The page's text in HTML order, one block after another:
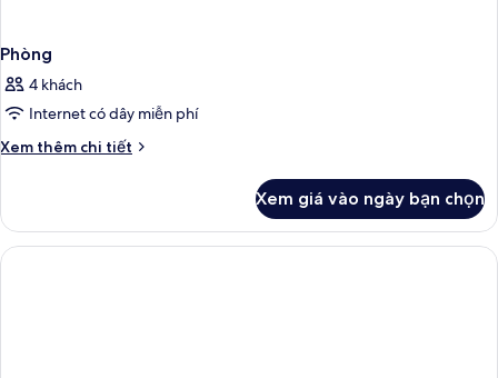
Phòng
4 khách
Internet có dây miễn phí
Xem thêm chi tiết
Chi
Phòng
Xem giá vào ngày bạn chọn